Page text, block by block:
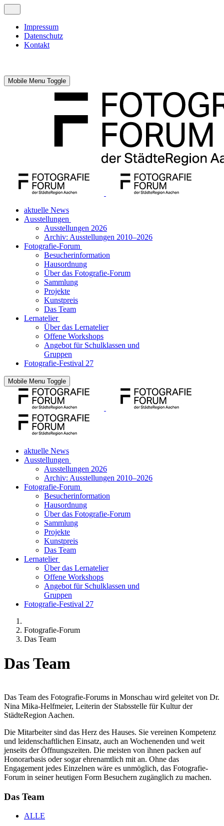
Impressum
Datenschutz
Kontakt
Mobile Menu Toggle
aktuelle News
Ausstellungen
Ausstellungen 2026
Archiv: Ausstellungen 2010–2026
Fotografie-Forum
Besucherinformation
Hausordnung
Über das Fotografie-Forum
Sammlung
Projekte
Kunstpreis
Das Team
Lernatelier
Über das Lernatelier
Offene Workshops
Angebot für Schulklassen und
Gruppen
Fotografie-Festival 27
Mobile Menu Toggle
aktuelle News
Ausstellungen
Ausstellungen 2026
Archiv: Ausstellungen 2010–2026
Fotografie-Forum
Besucherinformation
Hausordnung
Über das Fotografie-Forum
Sammlung
Projekte
Kunstpreis
Das Team
Lernatelier
Über das Lernatelier
Offene Workshops
Angebot für Schulklassen und
Gruppen
Fotografie-Festival 27
Fotografie-Forum
Das Team
Das Team
Das Team des Fotografie-Forums in Monschau wird geleitet von Dr.
Nina Mika-Helfmeier, Leiterin der Stabsstelle für Kultur der
StädteRegion Aachen.
Die Mitarbeiter sind das Herz des Hauses. Sie vereinen Kompetenz
und leidenschaftlichen Einsatz, auch an Wochenenden und weit
jenseits der Öffnungszeiten. Die meisten von ihnen packen auf
Honorarbasis oder sogar ehrenamtlich mit an. Ohne das
Engagement jedes Einzelnen wäre es unmöglich, das Fotografie-
Forum in seiner heutigen Form Besuchern zugänglich zu machen.
Das Team
ALLE